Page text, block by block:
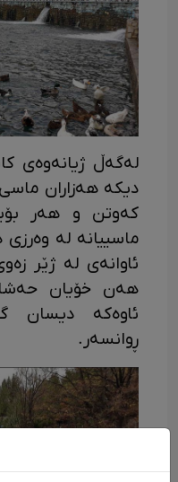
لەگەڵ ژیانەوەی
دیکە هەزاران ماسی
کەوتن و هەر
ماسییانە لە
ئاوانەی لە ژێر
هەن خۆیان
ئاوەکە دیسان
ڕوانسەر.